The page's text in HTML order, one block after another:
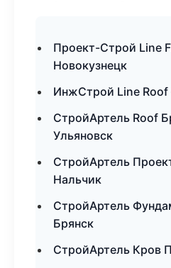
Проект-Строй Line
Новокузнецк
ИнжСтрой Line
СтройАртель Roof
Ульяновск
СтройАртель
Нальчик
СтройАртель
Брянск
СтройАртель Кров